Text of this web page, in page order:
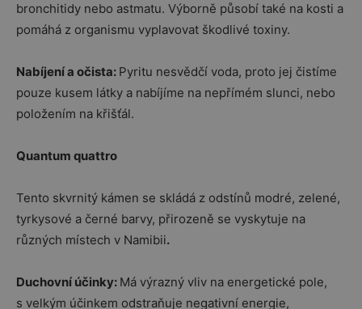
bronchitidy nebo astmatu. Výborně působí také na kosti a
pomáhá z organismu vyplavovat škodlivé toxiny.
Nabíjení a očista: Pyritu nesvědčí voda, proto jej čistíme
pouze kusem látky a nabíjíme na nepřímém slunci, nebo
položením na křišťál.
Quantum quattro
Tento skvrnitý kámen se skládá z odstínů modré, zelené,
tyrkysové a černé barvy, přirozeně se vyskytuje na
různých místech v Namibii.
Duchovní účinky: Má výrazný vliv na energetické pole,
s velkým účinkem odstraňuje negativní energie,